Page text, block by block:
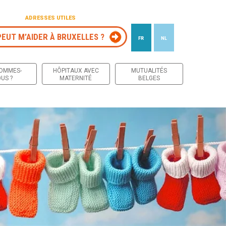
ADRESSES UTILES
M’AIDER À BRUXELLES ? FR NL
?
HÔPITAUX AVEC
MATERNITÉ
MUTUALITÉS
BELGES